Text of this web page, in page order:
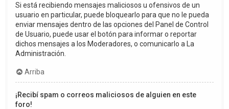
Si está recibiendo mensajes maliciosos u ofensivos de un
usuario en particular, puede bloquearlo para que no le pueda
enviar mensajes dentro de las opciones del Panel de Control
de Usuario, puede usar el botón para informar o reportar
dichos mensajes a los Moderadores, o comunicarlo a La
Administración.
Arriba
¡Recibí spam o correos maliciosos de alguien en este
foro!